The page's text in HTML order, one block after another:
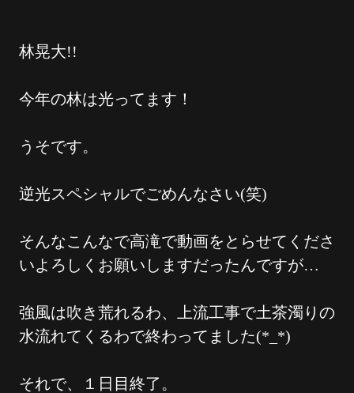
林晃大!!
今年の林は光ってます！
うそです。
逆光スペシャルでごめんなさい(笑)
そんなこんなで高滝で動画をとらせてくださ
いよろしくお願いしますだったんですが…
強風は吹き荒れるわ、上流工事で土茶濁りの
水流れてくるわで終わってました(*_*)
それで、１日目終了。